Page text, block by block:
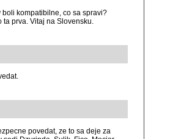
kompatibilne, co sa spravi?
prva. Vitaj na Slovensku.
povedat, ze to sa deje za